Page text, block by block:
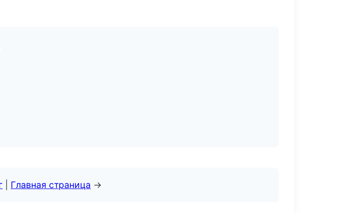
Главная страница →